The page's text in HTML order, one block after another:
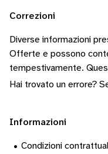
Correzioni
Diverse informazioni
Offerte e possono
tempestivamente.
Hai trovato un errore?
Informazioni
• Condizioni